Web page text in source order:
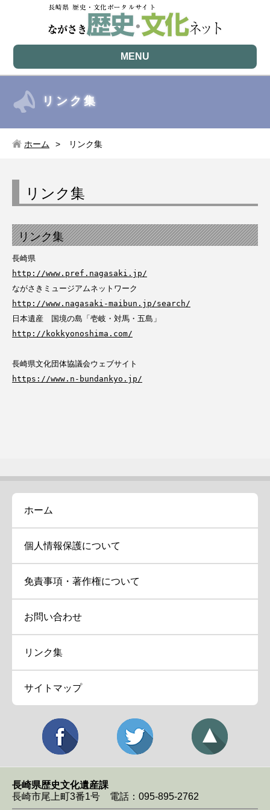
MENU
リンク集
ホーム リンク集
リンク集
リンク集
http://www.pref.nagasaki.jp/
http://www.nagasaki-maibun.jp/search/
http://kokkyonoshima.com/
長崎県文化団体協議会ウェブサイト
https://www.n-bundankyo.jp/
ホーム
個人情報保護について
免責事項・著作権について
お問い合わせ
リンク集
サイトマップ
長崎県歴史文化遺産課
長崎市尾上町3番1号 電話：095-895-2762